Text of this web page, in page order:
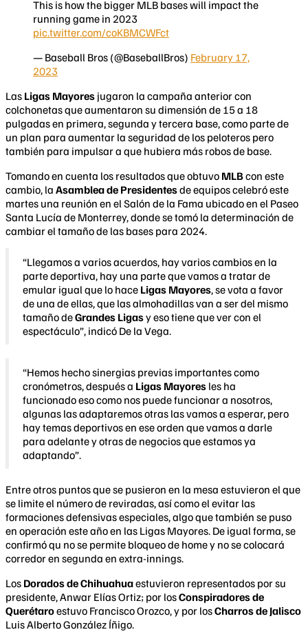
This is how the bigger MLB bases will impact the
running game in 2023
pic.twitter.com/coKBMCWFct
— Baseball Bros (@BaseballBros) February 17,
2023
Las Ligas Mayores jugaron la campaña anterior con
colchonetas que aumentaron su dimensión de 15 a 18
pulgadas en primera, segunda y tercera base, como parte de
un plan para aumentar la seguridad de los peloteros pero
también para impulsar a que hubiera más robos de base.
Tomando en cuenta los resultados que obtuvo MLBcon este
cambio, la Asamblea de Presidentesde equipos celebró este
martes una reunión en el Salón de la Fama ubicado en el Paseo
Santa Lucía de Monterrey, donde se tomó la determinación de
cambiar el tamaño de las bases para 2024.
“Llegamos a varios acuerdos, hay varios cambios en la
parte deportiva, hay una parte que vamos a tratar de
emular igual que lo hace Ligas Mayores, se vota a favor
de una de ellas, que las almohadillas van a ser del mismo
tamaño deGrandes Ligasy eso tiene que ver con el
espectáculo”, indicó De la Vega.
“Hemos hecho sinergias previas importantes como
cronómetros, después a Ligas Mayores les ha
funcionado eso como nos puede funcionar a nosotros,
algunas las adaptaremos otras las vamos a esperar, pero
hay temas deportivos en ese orden que vamos a darle
para adelante y otras de negocios que estamos ya
adaptando”.
Entre otros puntos que se pusieron en la mesa estuvieron el que
se limite el número de reviradas, así como el evitar las
formaciones defensivas especiales, algo que también se puso
en operación este año en las Ligas Mayores. De igual forma, se
confirmó qu no se permite bloqueo de home y no se colocará
corredor en segunda en extra-innings.
Los Dorados de Chihuahuaestuvieron representados por su
presidente, Anwar Elías Ortiz; por losConspiradores de
Querétaroestuvo Francisco Orozco, y por losCharros de Jalisco
Luis Alberto González Íñigo.